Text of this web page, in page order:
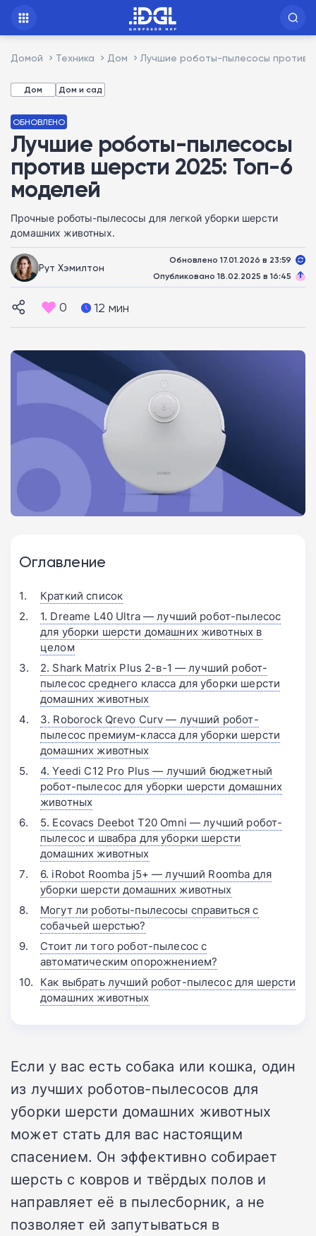
Домой Техника Дом Лучшие роботы-пылесосы против
Дом Дом и сад
ОБНОВЛЕНО
Лучшие роботы-пылесосы
против шерсти 2025: Топ-6
моделей
Прочные роботы-пылесосы для легкой уборки шерсти
домашних животных.
Рут Хэмилтон
Обновлено 17.01.2026 в 23:59
Опубликовано 18.02.2025 в 16:45
0 12 мин
Оглавление
Краткий список
1. Dreame L40 Ultra — лучший робот-пылесос
для уборки шерсти домашних животных в
целом
2. Shark Matrix Plus 2-в-1 — лучший робот-
пылесос среднего класса для уборки шерсти
домашних животных
3. Roborock Qrevo Curv — лучший робот-
пылесос премиум-класса для уборки шерсти
домашних животных
4. Yeedi C12 Pro Plus — лучший бюджетный
робот-пылесос для уборки шерсти домашних
животных
5. Ecovacs Deebot T20 Omni — лучший робот-
пылесос и швабра для уборки шерсти
домашних животных
6. iRobot Roomba j5+ — лучший Roomba для
уборки шерсти домашних животных
Могут ли роботы-пылесосы справиться с
собачьей шерстью?
Стоит ли того робот-пылесос с
автоматическим опорожнением?
Как выбрать лучший робот-пылесос для шерсти
домашних животных
Если у вас есть собака или кошка, один
из лучших роботов-пылесосов для
уборки шерсти домашних животных
может стать для вас настоящим
спасением. Он эффективно собирает
шерсть с ковров и твёрдых полов и
направляет её в пылесборник, а не
позволяет ей запутываться в